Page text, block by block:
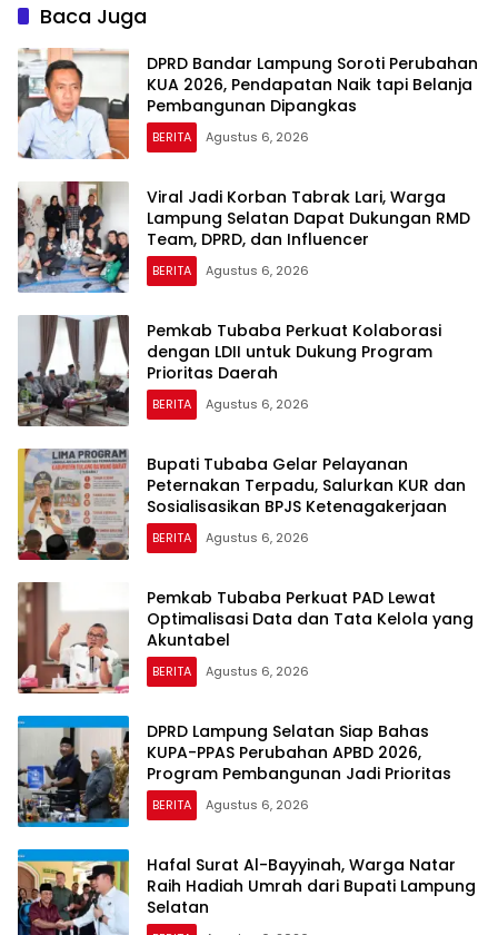
Baca Juga
DPRD Bandar Lampung Soroti Perubahan
KUA 2026, Pendapatan Naik tapi Belanja
Pembangunan Dipangkas
BERITA Agustus 6, 2026
Viral Jadi Korban Tabrak Lari, Warga
Lampung Selatan Dapat Dukungan RMD
Team, DPRD, dan Influencer
BERITA Agustus 6, 2026
Pemkab Tubaba Perkuat Kolaborasi
dengan LDII untuk Dukung Program
Prioritas Daerah
BERITA Agustus 6, 2026
Bupati Tubaba Gelar Pelayanan
Peternakan Terpadu, Salurkan KUR dan
Sosialisasikan BPJS Ketenagakerjaan
BERITA Agustus 6, 2026
Pemkab Tubaba Perkuat PAD Lewat
Optimalisasi Data dan Tata Kelola yang
Akuntabel
BERITA Agustus 6, 2026
DPRD Lampung Selatan Siap Bahas
KUPA-PPAS Perubahan APBD 2026,
Program Pembangunan Jadi Prioritas
BERITA Agustus 6, 2026
Hafal Surat Al-Bayyinah, Warga Natar
Raih Hadiah Umrah dari Bupati Lampung
Selatan